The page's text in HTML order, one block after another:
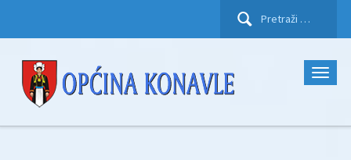
Pretraži: